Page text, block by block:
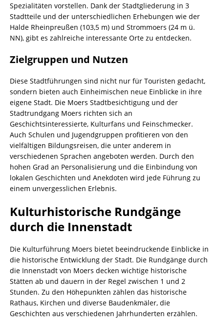
Spezialitäten vorstellen. Dank der Stadtgliederung in 3
Stadtteile und der unterschiedlichen Erhebungen wie der
Halde Rheinpreußen (103,5 m) und Strommoers (24 m ü.
NN), gibt es zahlreiche interessante Orte zu entdecken.
Zielgruppen und Nutzen
Diese Stadtführungen sind nicht nur für Touristen gedacht,
sondern bieten auch Einheimischen neue Einblicke in ihre
eigene Stadt. Die Moers Stadtbesichtigung und der
Stadtrundgang Moers richten sich an
Geschichtsinteressierte, Kulturfans und Feinschmecker.
Auch Schulen und Jugendgruppen profitieren von den
vielfältigen Bildungsreisen, die unter anderem in
verschiedenen Sprachen angeboten werden. Durch den
hohen Grad an Personalisierung und die Einbindung von
lokalen Geschichten und Anekdoten wird jede Führung zu
einem unvergesslichen Erlebnis.
Kulturhistorische Rundgänge
durch die Innenstadt
Die Kulturführung Moers bietet beeindruckende Einblicke in
die historische Entwicklung der Stadt. Die Rundgänge durch
die Innenstadt von Moers decken wichtige historische
Stätten ab und dauern in der Regel zwischen 1 und 2
Stunden. Zu den Höhepunkten zählen das historische
Rathaus, Kirchen und diverse Baudenkmäler, die
Geschichten aus verschiedenen Jahrhunderten erzählen.